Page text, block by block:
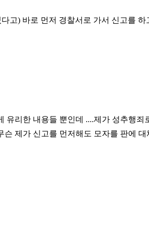
고) 바로 먼저 경찰서로 가서 신고를 하
유리한 내용들 뿐인데 ....제가 성추행죄
제가 신고를 먼저해도 모자를 판에 대